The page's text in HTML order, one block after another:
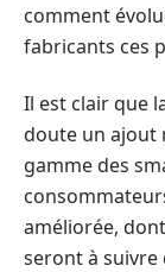
comment
fabricants ces
Il est clair que
doute un ajout
gamme des
améliorée,
seront à suivre